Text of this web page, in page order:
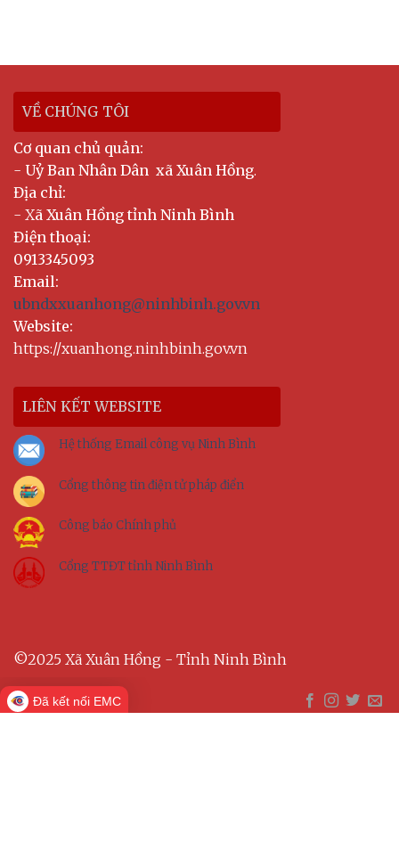
VỀ CHÚNG TÔI
Cơ quan chủ quản:
- Uỷ Ban Nhân Dân xã Xuân Hồng.
Địa chỉ:
- Xã Xuân Hồng tỉnh Ninh Bình
Điện thoại:
0913345093
Email:
ubndxxuanhong@ninhbinh.gov.vn
Website:
https://xuanhong.ninhbinh.gov.vn
LIÊN KẾT WEBSITE
Hệ thống Email công vụ Ninh Bình
Cổng thông tin điện tử pháp điển
Công báo Chính phủ
Cổng TTĐT tỉnh Ninh Bình
©2025 Xã Xuân Hồng - Tỉnh Ninh Bình
Đã kết nối EMC